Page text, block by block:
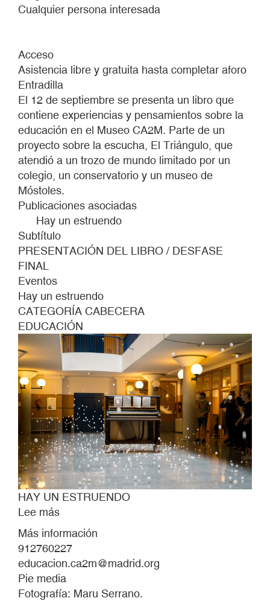
Cualquier persona interesada
Acceso
Asistencia libre y gratuita hasta completar aforo
Entradilla
El 12 de septiembre se presenta un libro que
contiene experiencias y pensamientos sobre la
educación en el Museo CA2M. Parte de un
proyecto sobre la escucha, El Triángulo, que
atendió a un trozo de mundo limitado por un
colegio, un conservatorio y un museo de
Móstoles.
Publicaciones asociadas
Hay un estruendo
Subtítulo
PRESENTACIÓN DEL LIBRO / DESFASE
FINAL
Eventos
Hay un estruendo
CATEGORÍA CABECERA
EDUCACIÓN
HAY UN ESTRUENDO
Lee más
UN
ESTRUENDO
Más información
912760227
educacion.ca2m@madrid.org
Pie media
Fotografía: Maru Serrano.